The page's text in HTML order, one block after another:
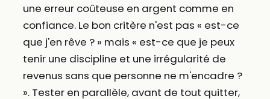
une erreur coûteuse en argent comme en
confiance. Le bon critère n'est pas « est-ce
que j'en rêve ? » mais « est-ce que je peux
tenir une discipline et une irrégularité de
revenus sans que personne ne m'encadre ?
». Tester en parallèle, avant de tout quitter,